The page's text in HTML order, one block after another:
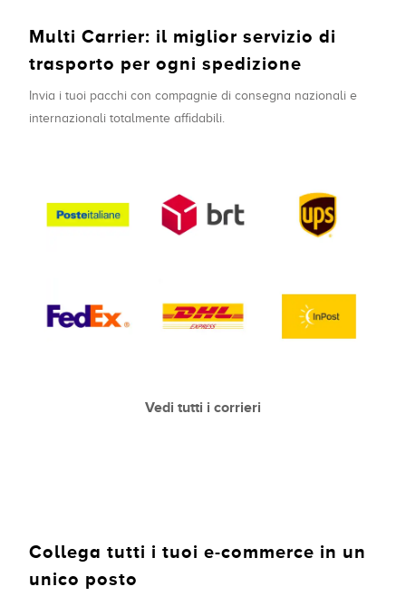
Multi Carrier: il miglior servizio di
trasporto per ogni spedizione
Invia i tuoi pacchi con compagnie di consegna nazionali e
internazionali totalmente affidabili.
Vedi tutti i corrieri
Collega tutti i tuoi e-commerce in un
unico posto